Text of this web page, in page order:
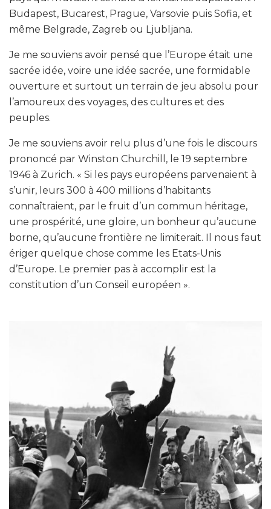
Budapest, Bucarest, Prague, Varsovie puis Sofia, et
même Belgrade, Zagreb ou Ljubljana.
Je me souviens avoir pensé que l’Europe était une
sacrée idée, voire une idée sacrée, une formidable
ouverture et surtout un terrain de jeu absolu pour
l’amoureux des voyages, des cultures et des
peuples.
Je me souviens avoir relu plus d’une fois le discours
prononcé par Winston Churchill, le 19 septembre
1946 à Zurich. « Si les pays européens parvenaient à
s’unir, leurs 300 à 400 millions d’habitants
connaîtraient, par le fruit d’un commun héritage,
une prospérité, une gloire, un bonheur qu’aucune
borne, qu’aucune frontière ne limiterait. Il nous faut
ériger quelque chose comme les Etats-Unis
d’Europe. Le premier pas à accomplir est la
constitution d’un Conseil européen ».